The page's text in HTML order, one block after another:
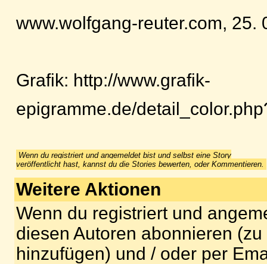
www.wolfgang-reuter.com, 25.
Grafik: http://www.grafik-
epigramme.de/
Wenn du registriert und angemeldet bist und selbst eine Story
veröffentlicht hast, kannst du die Stories bewerten, oder Kommentieren.
Weitere Aktionen
Wenn du registriert und
diesen Autoren abonnieren
hinzufügen) und / oder per